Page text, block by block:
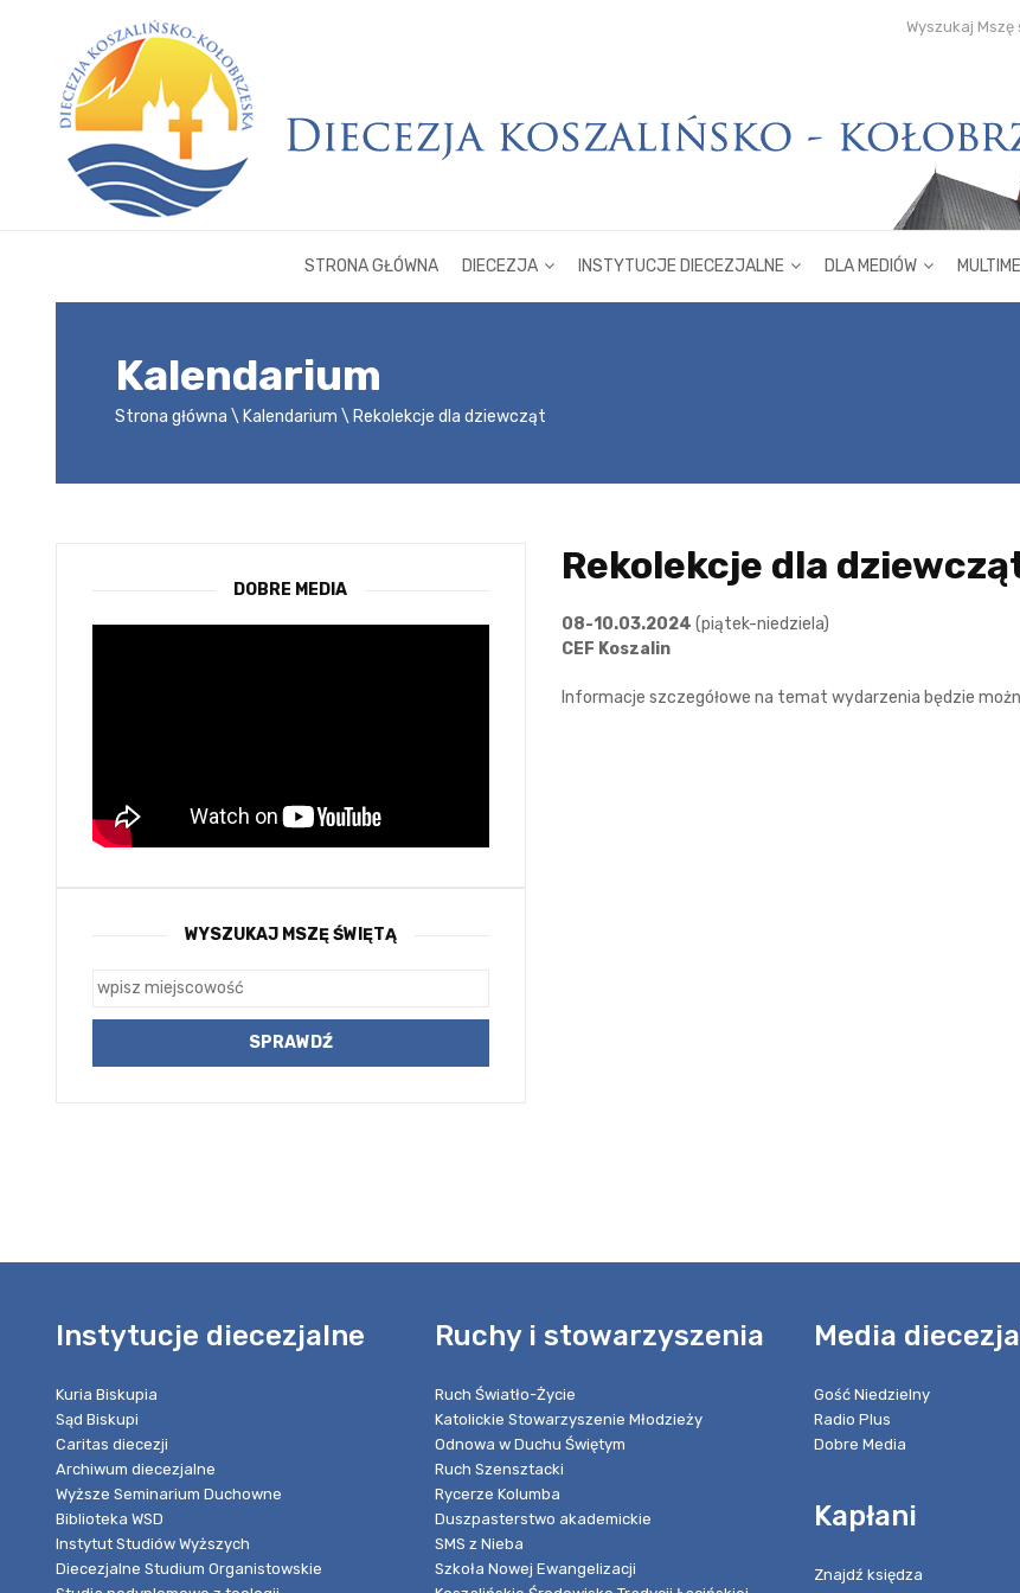
Wyszukaj Mszę
STRONA GŁÓWNA DIECEZJA INSTYTUCJE DIECEZJALNE DLA MEDIÓW
Kalendarium
Strona główna Kalendarium Rekolekcje dla dziewcząt
Rekolekcje dla
08-10.03.2024 (piątek-niedziela)
CEF Koszalin
Informacje szczegółowe na temat wydarzenia będzie
DOBRE MEDIA
WYSZUKAJ MSZĘ ŚWIĘTĄ
Instytucje diecezjalne
Kuria Biskupia
Sąd Biskupi
Caritas diecezji
Archiwum diecezjalne
Wyższe Seminarium Duchowne
Biblioteka WSD
Instytut Studiów Wyższych
Diecezjalne Studium Organistowskie
Ruchy i stowarzyszenia
Ruch Światło-Życie
Katolickie Stowarzyszenie Młodzieży
Odnowa w Duchu Świętym
Ruch Szensztacki
Rycerze Kolumba
Duszpasterstwo akademickie
SMS z Nieba
Szkoła Nowej Ewangelizacji
Media
Gość Niedzielny
Radio Plus
Dobre Media
Kapłani
Znajdź księdza